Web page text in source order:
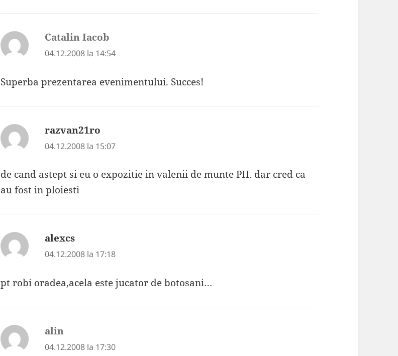
Catalin Iacob
04.12.2008 la 14:54
Superba prezentarea evenimentului. Succes!
razvan21ro
04.12.2008 la 15:07
de cand astept si eu o expozitie in valenii de munte PH. dar cred ca
au fost in ploiesti
alexcs
04.12.2008 la 17:18
pt robi oradea,acela este jucator de botosani…
alin
04.12.2008 la 17:30